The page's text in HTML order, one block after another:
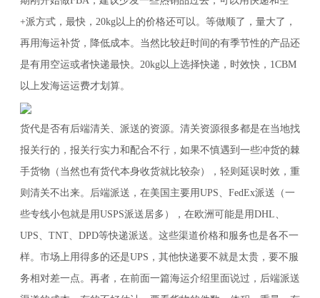
+派方式，最快，20kg以上的价格还可以。等做顺了，量大了，
再用海运补货，降低成本。当然比较赶时间的有季节性的产品还
是有用空运或者快递最快。20kg以上选择快递，时效快，1CBM
以上发海运运费才划算。
货代是否有后端清关、派送的资源。清关资源很多都是在当地找
报关行的，报关行实力和配合不行，如果不慎遇到一些冲货的棘
手货物（当然也有货代本身收货就比较杂），轻则延误时效，重
则清关不出来。后端派送，在美国主要用UPS、FedEx派送（一
些专线小包就是用USPS派送居多），在欧洲可能是用DHL、
UPS、TNT、DPD等快递派送。这些渠道价格和服务也是各不一
样。市场上用得多的还是UPS，其他快递要不就是太贵，要不服
务相对差一点。再者，在前面一篇海运介绍里面说过，后端派送